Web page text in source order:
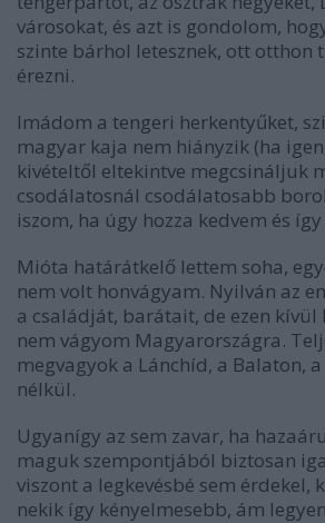
városokat, és azt is gondolom,
szinte bárhol letesznek, ott otthon
érezni.
Imádom a tengeri herkentyűket,
magyar kaja nem hiányzik (ha
kivételtől eltekintve megcsináljuk
csodálatosnál csodálatosabb
iszom, ha úgy hozza kedvem és
Mióta határátkelő lettem soha,
nem volt honvágyam. Nyilván az
a családját, barátait, de ezen kívül
nem vágyom Magyarországra.
megvagyok a Lánchíd, a Balaton,
nélkül.
Ugyanígy az sem zavar, ha
maguk szempontjából biztosan
viszont a legkevésbé sem érdekel,
nekik így kényelmesebb, ám